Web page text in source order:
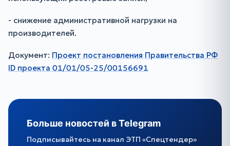
- снижение административной нагрузки на
производителей.
Документ: Проект постановления Правительства РФ
ID проекта 01/01/05-25/00156691
Больше новостей в Telegram
Подписывайтесь на канал ЭТП «Спецтендер»